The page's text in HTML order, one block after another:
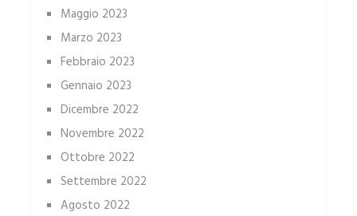
Maggio 2023
Marzo 2023
Febbraio 2023
Gennaio 2023
Dicembre 2022
Novembre 2022
Ottobre 2022
Settembre 2022
Agosto 2022